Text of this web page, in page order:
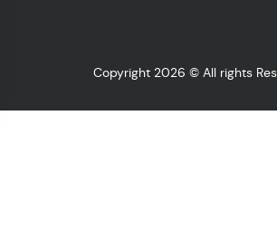
Copyright 2026 © All rights